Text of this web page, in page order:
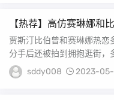
【热荐】高仿赛琳娜和
娜和比伯怎么在一起的
贾斯汀比伯曾和赛琳娜热恋
分手后还被拍到拥抱逛街，
身后绯闻女友也是换了一个
认，...
sddy008 2023-